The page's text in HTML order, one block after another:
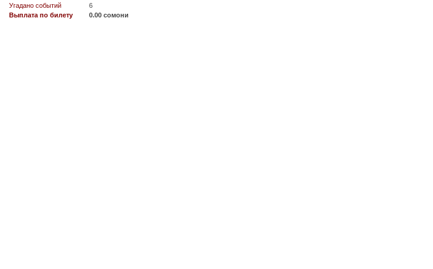
Угадано событий
6
Выплата по билету
0.00 сомони